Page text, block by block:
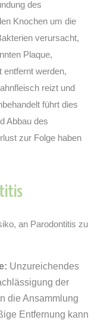
des
Knochen um die
verursacht,
Plaque,
entfernt werden,
reizt und
führt dies
Abbau des
zur Folge haben
an Parodontitis zu
Unzureichendes
der
die Ansammlung
Entfernung kann